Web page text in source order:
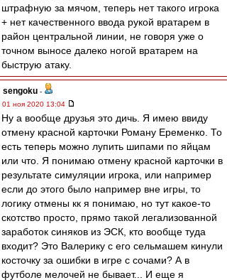
штрафную за мячом, теперь нет такого игрока
+ нет качественного ввода рукой вратарем в
район центральной линии, не говоря уже о
точном выносе далеко ногой вратарем на
быструю атаку.
sengoku -
01 ноя 2020 13:04
Ну а вообще друзья это дичь. Я имею ввиду
отмену красной карточки Роману Еременко. То
есть теперь можно лупить шипами по яйцам
или что. Я понимаю отмену красной карточки в
результате симуляции игрока, или например
если до этого было например вне игры, то
логику отмены кк я понимаю, но тут какое-то
скотство просто, прямо такой легализованной
заработок синяков из ЭСК, кто вообще туда
входит? Это Валерику с его сельмашем кинули
косточку за ошибки в игре с сочами? А в
футболе мелочей не бывает... И еще я